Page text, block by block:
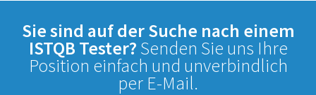
Sie sind auf der Suche nach einem
ISTQB Tester? Senden Sie uns Ihre
Position einfach und unverbindlich
per E-Mail.